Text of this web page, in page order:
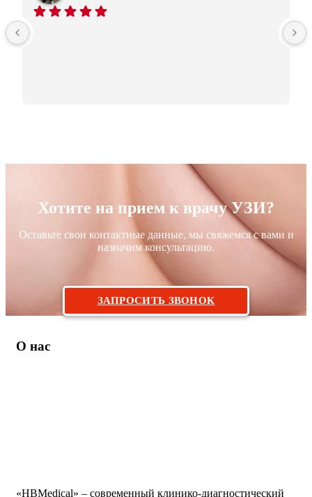
Хотите на прием к врачу УЗИ?
Оставьте свои контактные данные, мы свяжемся с вами и
назначим консультацию.
ЗАПРОСИТЬ ЗВОНОК
О нас
«HBMedical» – современный клинико-диагностический